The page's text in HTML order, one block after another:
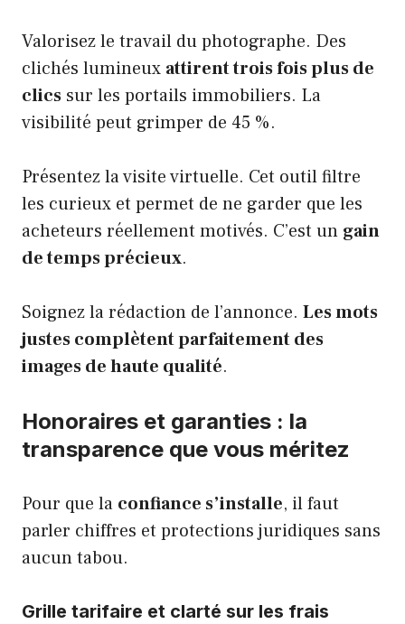
Valorisez le travail du photographe. Des
clichés lumineux attirent trois fois plus de
clics sur les portails immobiliers. La
visibilité peut grimper de 45 %.
Présentez la visite virtuelle. Cet outil filtre
les curieux et permet de ne garder que les
acheteurs réellement motivés. C’est un gain
de temps précieux.
Soignez la rédaction de l’annonce. Les mots
justes complètent parfaitement des
images de haute qualité.
Honoraires et garanties : la
transparence que vous méritez
Pour que la confiance s’installe, il faut
parler chiffres et protections juridiques sans
aucun tabou.
Grille tarifaire et clarté sur les frais